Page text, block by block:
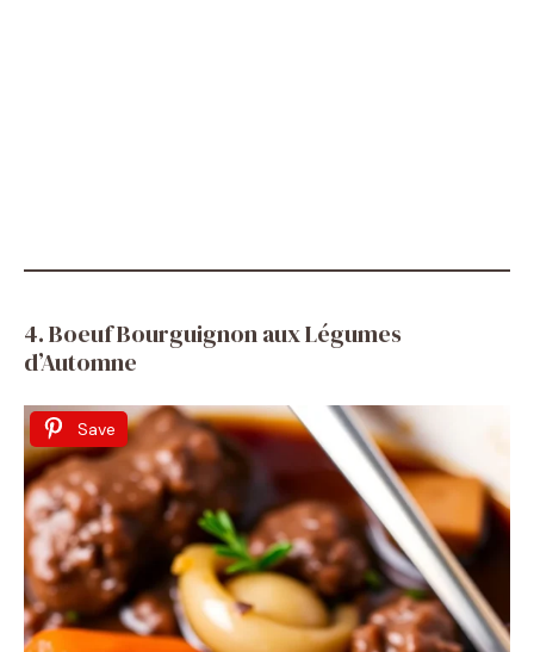
4. Boeuf Bourguignon aux Légumes
d’Automne
Save